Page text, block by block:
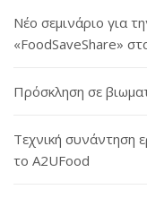
Νέο σεμινάριο για
«FoodSaveShare»
Πρόσκληση σε
Τεχνική συνάντηση
το A2UFood